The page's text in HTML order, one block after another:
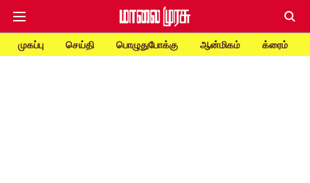
முகப்பு செய்தி பொழுதுபோக்கு ஆன்மிகம் க்ரைம்